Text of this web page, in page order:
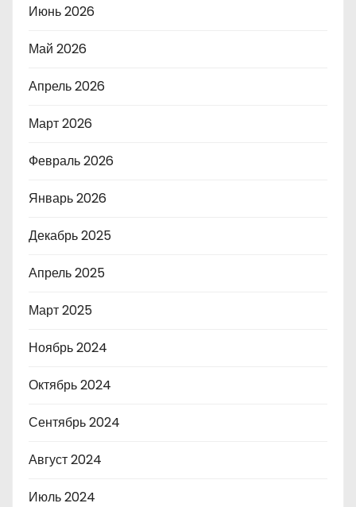
Июнь 2026
Май 2026
Апрель 2026
Март 2026
Февраль 2026
Январь 2026
Декабрь 2025
Апрель 2025
Март 2025
Ноябрь 2024
Октябрь 2024
Сентябрь 2024
Август 2024
Июль 2024